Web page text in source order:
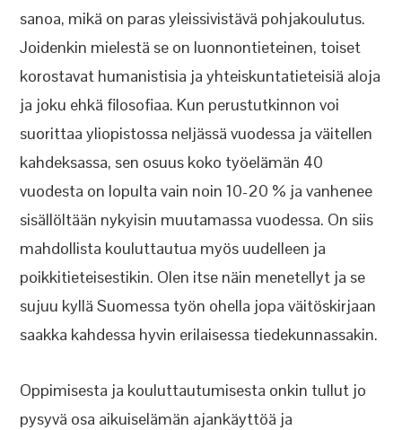
sanoa, mikä on paras yleissivistävä pohjakoulutus.
Joidenkin mielestä se on luonnontieteinen, toiset
korostavat humanistisia ja yhteiskuntatieteisiä aloja
ja joku ehkä filosofiaa. Kun perustutkinnon voi
suorittaa yliopistossa neljässä vuodessa ja väitellen
kahdeksassa, sen osuus koko työelämän 40
vuodesta on lopulta vain noin 10-20 % ja vanhenee
sisällöltään nykyisin muutamassa vuodessa. On siis
mahdollista kouluttautua myös uudelleen ja
poikkitieteisestikin. Olen itse näin menetellyt ja se
sujuu kyllä Suomessa työn ohella jopa väitöskirjaan
saakka kahdessa hyvin erilaisessa tiedekunnassakin.
Oppimisesta ja kouluttautumisesta onkin tullut jo
pysyvä osa aikuiselämän ajankäyttöä ja